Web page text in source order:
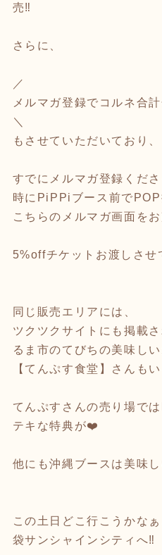
売‼️
さらに、
／
メルマガ登録でコルネ合
＼
もさせていただいており、
すでにメルマガ登録くだ
時にPiPPiブース前でPOP
こちらのメルマガ画面を
5%offチケットお渡しさ
同じ販売エリアには、
ツクツクサイトにも掲載
るま市のてびちの美味しい
【てんぷす食堂】さんも
てんぷすさんの売り場で
テキな特典が❤️
他にも沖縄ブースは美味
この土日どこ行こうかな
袋サンシャインシティへ‼️